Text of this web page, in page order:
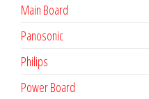
Main Board
Panosonic
Philips
Power Board